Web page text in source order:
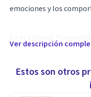
emociones y los
comprensión al
Ver descripción
Estos son otros